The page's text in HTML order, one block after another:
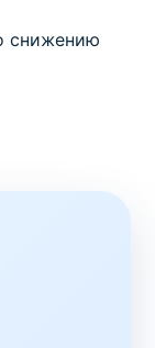
снижению